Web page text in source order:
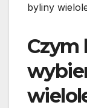
byliny
Czym